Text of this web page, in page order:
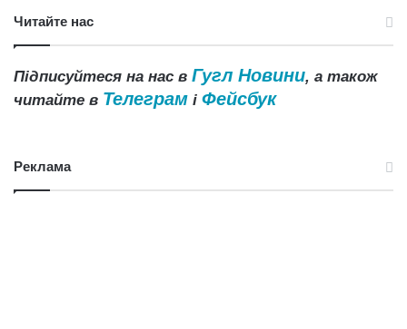
Читайте нас
Підписуйтеся на нас в Гугл Новини, а також
читайте в Телеграм і Фейсбук
Реклама